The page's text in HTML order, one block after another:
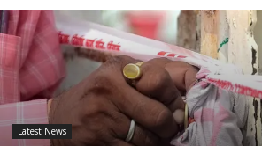
Latest News